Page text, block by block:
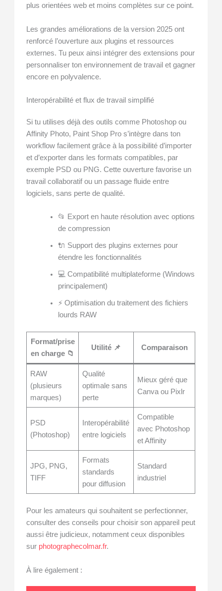
plus orientées web et moins complètes sur ce point.
Les grandes améliorations de la version 2025 ont
renforcé l’ouverture aux plugins et ressources
externes. Tu peux ainsi intégrer des extensions pour
personnaliser ton environnement de travail et gagner
encore en polyvalence.
Interopérabilité et flux de travail simplifié
Si tu utilises déjà des outils comme Photoshop ou
Affinity Photo, Paint Shop Pro s’intègre dans ton
workflow facilement grâce à la possibilité d’importer
et d’exporter dans les formats compatibles, par
exemple PSD ou PNG. Cette ouverture favorise un
travail collaboratif ou un passage fluide entre
logiciels, sans perte de qualité.
📂 Export en haute résolution avec options
de compression
🔌 Support des plugins externes pour
étendre les fonctionnalités
💻 Compatibilité multiplateforme (Windows
principalement)
⚡ Optimisation du traitement des fichiers
lourds RAW
Format/prise
en charge 📁
Utilité 📌 Comparaison
RAW
(plusieurs
marques)
Qualité
optimale sans
perte
Mieux géré que
Canva ou Pixlr
PSD
(Photoshop)
Interopérabilité
entre logiciels
Compatible
avec Photoshop
et Affinity
JPG, PNG,
TIFF
Formats
standards
pour diffusion
Standard
industriel
Pour les amateurs qui souhaitent se perfectionner,
consulter des conseils pour choisir son appareil peut
aussi être judicieux, notamment ceux disponibles
sur photographecolmar.fr.
À lire également :